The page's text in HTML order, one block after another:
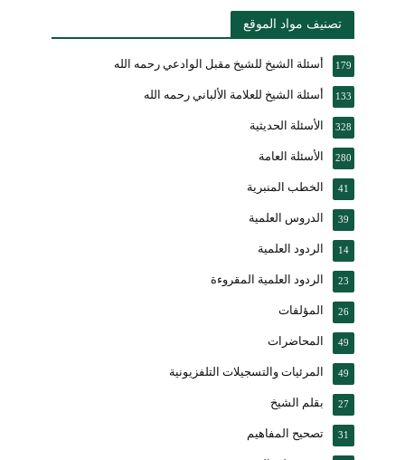
تصنيف مواد الموقع
أسئلة الشيخ للشيخ مقبل الوادعي رحمه الله 179
أسئلة الشيخ للعلامة الألباني رحمه الله 133
الأسئلة الحديثية 328
الأسئلة العامة 280
الخطب المنبرية 41
الدروس العلمية 39
الردود العلمية 14
الردود العلمية المقروءة 23
المؤلفات 26
المحاضرات 49
المرئيات والتسجيلات التلفزيونية 49
بقلم الشيخ 27
تصحيح المفاهيم 31